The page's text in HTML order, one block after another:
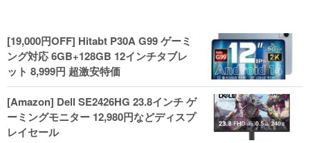
[19,000円OFF] Hitabt P30A G99 ゲーミ
ング対応 6GB+128GB 12インチタブレ
ット 8,999円 超激安特価
[Amazon] Dell SE2426HG 23.8インチ ゲ
ーミングモニター 12,980円などディスプ
レイセール